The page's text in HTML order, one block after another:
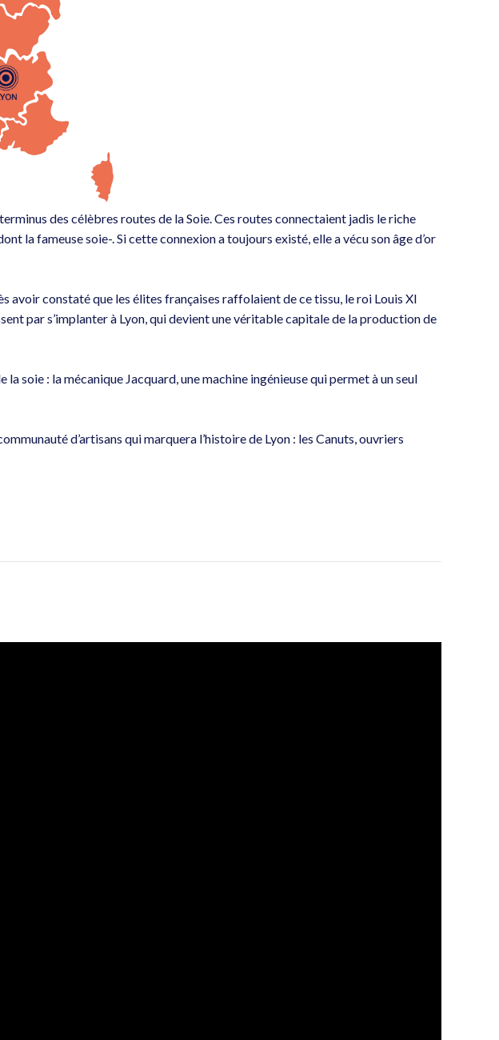
des célèbres routes de la Soie. Ces routes connectaient jadis le riche
la fameuse soie-. Si cette connexion a toujours existé, elle a vécu son âge d’or
avoir constaté que les élites françaises raffolaient de ce tissu, le roi Louis XI
par s’implanter à Lyon, qui devient une véritable capitale de la production de
soie : la mécanique Jacquard, une machine ingénieuse qui permet à un seul
d’artisans qui marquera l’histoire de Lyon : les Canuts, ouvriers